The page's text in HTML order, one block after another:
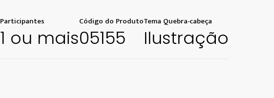
Monte peça por peça
e magia das Guerreiras
Participantes
1 ou mais
Código do Produto
05155
Tema Quebra-cabeça
Ilustração